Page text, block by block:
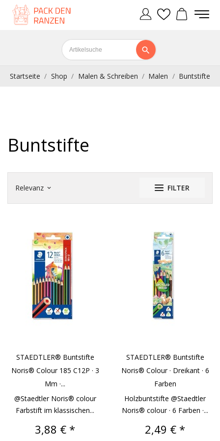
Startseite Shop Malen & Schreiben Malen Buntstifte
Buntstifte
Relevanz keyboard_arrow_down FILTER
STAEDTLER® Buntstifte
Noris® Colour 185 C12P · 3
Mm ·...
@Staedtler Noris® colour
Farbstift im klassischen...
Preis
3,88 € *
STAEDTLER® Buntstifte
Noris® Colour · Dreikant · 6
Farben
Holzbuntstifte @Staedtler
Noris® colour · 6 Farben ·...
Preis
2,49 € *